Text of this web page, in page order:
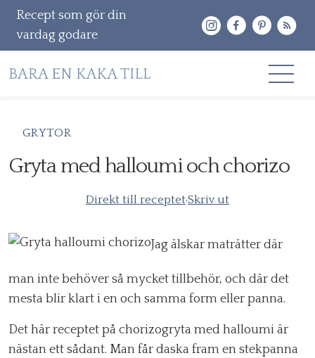
Recept som gör din
vardag godare
till
innehåll
OM MIG
efter:
GRYTOR
Gryta med halloumi och chorizo
Direkt till receptet·Skriv ut
Jag älskar maträtter där
man inte behöver så mycket tillbehör, och där det
mesta blir klart i en och samma form eller panna.
Det här receptet på chorizogryta med halloumi är
nästan ett sådant. Man får daska fram en stekpanna